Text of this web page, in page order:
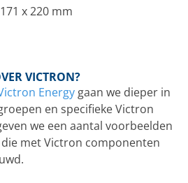
x 220 mm
VICTRON?
Energy gaan we dieper in
en specifieke Victron
we een aantal voorbeelden
met Victron componenten